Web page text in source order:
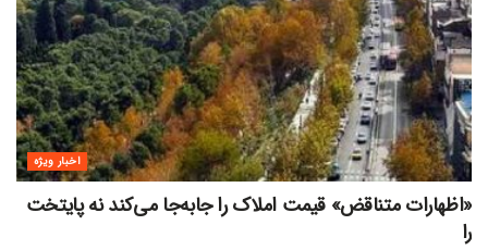
اخبار ویژه
«اظهارات متناقض» قیمت‌ املاک را جابه‌جا می‌کند نه پایتخت
را